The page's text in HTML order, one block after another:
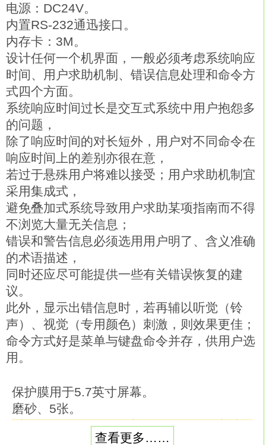
电源：DC24V。
内置RS-232通迅接口。
内存卡：3M。
设计任何一个机界面，一般必须考虑系统响应
时间、用户求助机制、错误信息处理和命令方
式四个方面。
系统响应时间过长是交互式系统中用户抱怨多
的问题，
除了响应时间的对长短外，用户对不同命令在
响应时间上的差别亦很在意，
若过于悬殊用户将难以接受；用户求助机制宜
采用集成式，
避免叠加式系统导致用户求助某项指南而不得
不浏览大量无关信息；
错误和警告信息必须选用用户明了、含义准确
的术语描述，
同时还应尽可能提供一些有关错误恢复的建
议。
此外，显示出错信息时，若再辅以听觉（铃
声）、视觉（专用颜色）刺激，则效果更佳；
命令方式好是菜单与键盘命令并存，供用户选
用。
保护膜用于5.7英寸屏幕。
磨砂、5张。
适用型号：GT105。功能： 低价位的中端
查看更多……